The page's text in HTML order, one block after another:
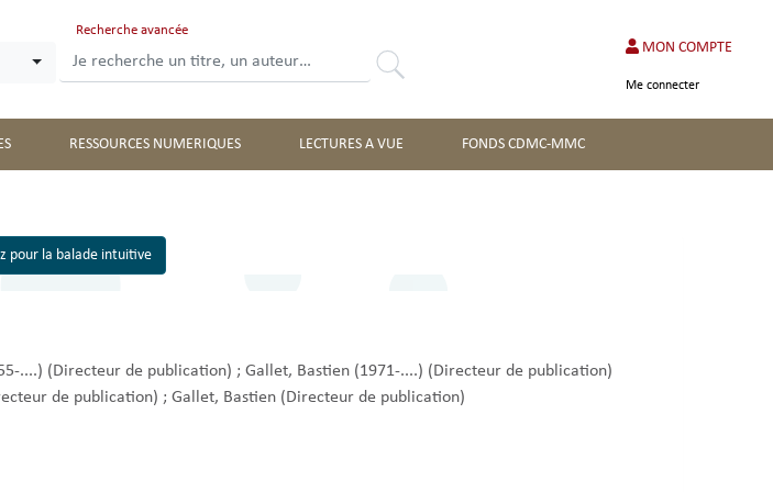
contenu
principal
Recherche avancée
Rechercher
MON COMPTE
Me connecter
RESSOURCES NUMERIQUES LECTURES A VUE FONDS CDMC-MMC
pour la balade intuitive
....) (Directeur de publication) ;Gallet, Bastien (1971-....) (Directeur de publication)
de publication) ;Gallet, Bastien (Directeur de publication)